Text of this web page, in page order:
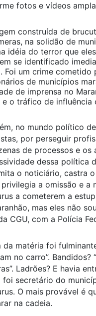
fotos e vídeos
construída de
na solidão de
idéia do terror que
se identificado
Foi um crime
de municípios
de imprensa no
e o tráfico de influência
no mundo político
por perseguir
de processos e
dessa política
o noticiário, castra
a omissão e a
a cometerem a
mas eles não
CGU, com a Polícia
da matéria foi
no carro”.
Ladrões? E havia
foi secretário do
O mais provável é
na cadeia.